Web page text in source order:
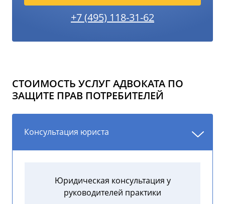
+7 (495) 118-31-62
СТОИМОСТЬ УСЛУГ АДВОКАТА ПО
ЗАЩИТЕ ПРАВ ПОТРЕБИТЕЛЕЙ
Консультация юриста
Юридическая консультация у
руководителей практики